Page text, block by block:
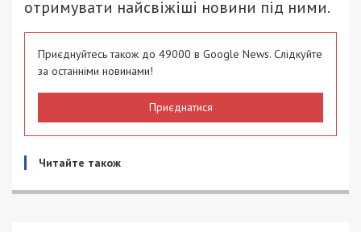
отримувати найсвіжіші новини під ними.
Приєднуйтесь також до 49000 в Google News. Слідкуйте
за останніми новинами!
Приєднатися
Читайте також